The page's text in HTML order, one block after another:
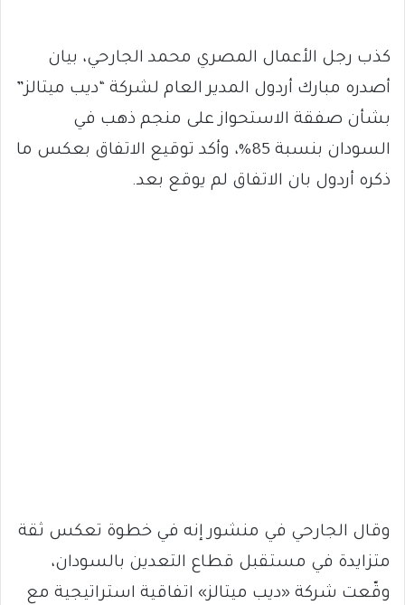
كذب رجل الأعمال المصري محمد الجارحي، بيان
أصدره مبارك أردول المدير العام لشركة “ديب ميتالز”
بشأن صفقة الاستحواز على منجم ذهب في
السودان بنسبة 85%، وأكد توقيع الاتفاق بعكس ما
ذكره أردول بان الاتفاق لم يوقع بعد.
وقال الجارحي في منشور إنه في خطوة تعكس ثقة
متزايدة في مستقبل قطاع التعدين بالسودان،
وقّعت شركة «ديب ميتالز» اتفاقية استراتيجية مع